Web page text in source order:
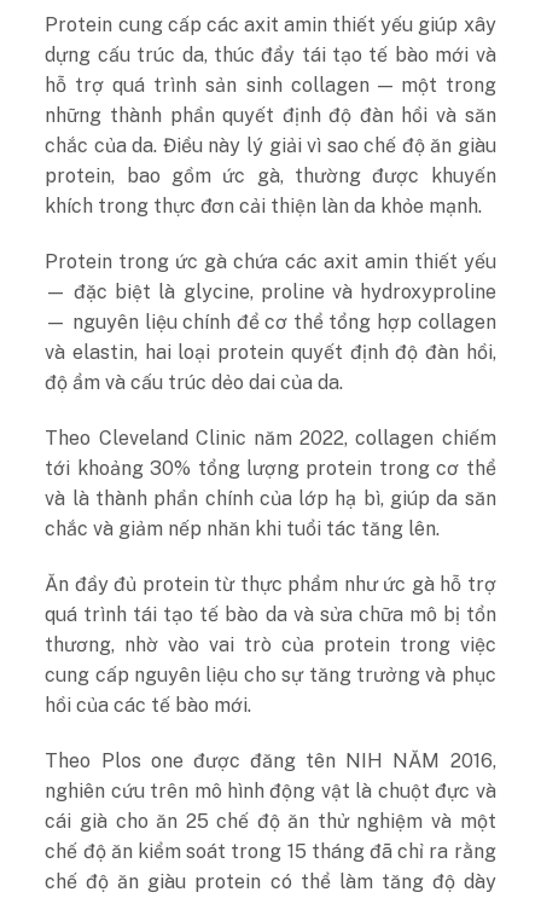
Protein cung cấp các axit amin thiết yếu giúp xây
dựng cấu trúc da, thúc đẩy tái tạo tế bào mới và
hỗ trợ quá trình sản sinh collagen — một trong
những thành phần quyết định độ đàn hồi và săn
chắc của da. Điều này lý giải vì sao chế độ ăn giàu
protein, bao gồm ức gà, thường được khuyến
khích trong thực đơn cải thiện làn da khỏe mạnh.
Protein trong ức gà chứa các axit amin thiết yếu
— đặc biệt là glycine, proline và hydroxyproline
— nguyên liệu chính để cơ thể tổng hợp collagen
và elastin, hai loại protein quyết định độ đàn hồi,
độ ẩm và cấu trúc dẻo dai của da.
Theo Cleveland Clinic năm 2022, collagen chiếm
tới khoảng 30% tổng lượng protein trong cơ thể
và là thành phần chính của lớp hạ bì, giúp da săn
chắc và giảm nếp nhăn khi tuổi tác tăng lên.
Ăn đầy đủ protein từ thực phẩm như ức gà hỗ trợ
quá trình tái tạo tế bào da và sửa chữa mô bị tổn
thương, nhờ vào vai trò của protein trong việc
cung cấp nguyên liệu cho sự tăng trưởng và phục
hồi của các tế bào mới.
Theo Plos one được đăng tên NIH NĂM 2016,
nghiên cứu trên mô hình động vật là chuột đực và
cái già cho ăn 25 chế độ ăn thử nghiệm và một
chế độ ăn kiểm soát trong 15 thángđã chỉ ra rằng
chế độ ăn giàu protein có thể làm tăng độ dày